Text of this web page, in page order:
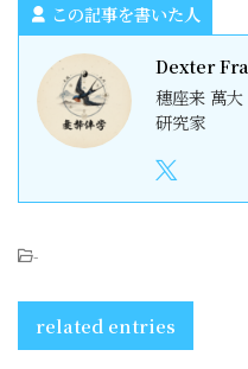
この記事を書いた人
Dexter
穗座来 萬
研究家
-
related entries